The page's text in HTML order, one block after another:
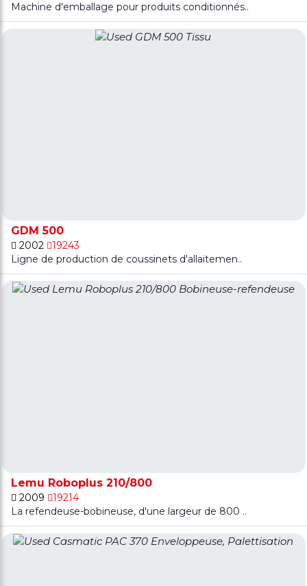
Machine d'emballage pour produits conditionnés..
GDM 500
2002
19243
Ligne de production de coussinets d'allaitemen..
Lemu Roboplus 210/800
2009
19214
La refendeuse-bobineuse, d'une largeur de 800 ..